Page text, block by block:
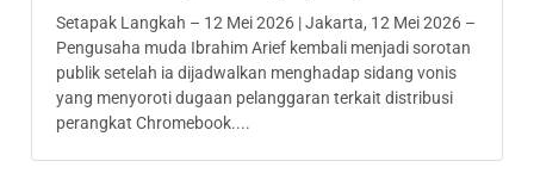
Setapak Langkah – 12 Mei 2026 | Jakarta, 12 Mei 2026 –
Pengusaha muda Ibrahim Arief kembali menjadi sorotan
publik setelah ia dijadwalkan menghadap sidang vonis
yang menyoroti dugaan pelanggaran terkait distribusi
perangkat Chromebook....